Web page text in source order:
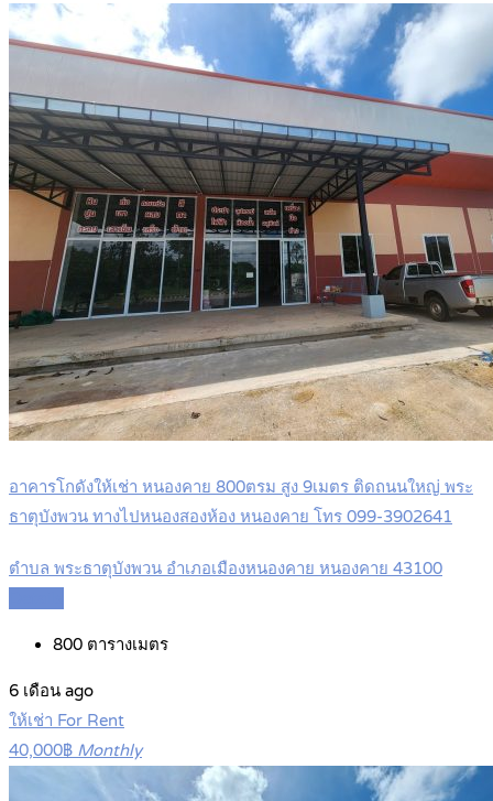
อาคารโกดังให้เช่า หนองคาย 800ตรม สูง 9เมตร ติดถนนใหญ่ พระ
ธาตุบังพวน ทางไปหนองสองห้อง หนองคาย โทร 099-3902641
ตำบล พระธาตุบังพวน อำเภอเมืองหนองคาย หนองคาย 43100
800 ตารางเมตร
6 เดือน ago
ให้เช่า For Rent
40,000฿ Monthly